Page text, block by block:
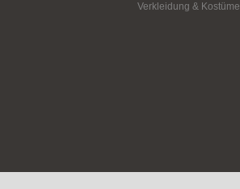
Verkleidung & Kostüme